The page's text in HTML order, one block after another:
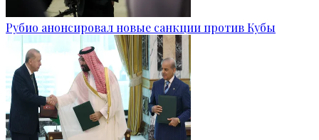
Рубио анонсировал новые санкции против Кубы